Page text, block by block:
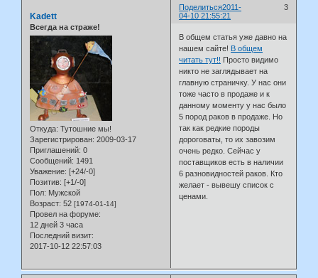
Поделиться 3
2011-
04-10 21:55:21
Kadett
Всегда на страже!
Откуда: Тутошние мы!
Зарегистрирован: 2009-03-17
Приглашений: 0
Сообщений: 1491
Уважение: [+24/-0]
Позитив: [+1/-0]
Пол: Мужской
Возраст: 52 [1974-01-14]
Провел на форуме:
12 дней 3 часа
Последний визит:
2017-10-12 22:57:03
В общем статья уже давно на
нашем сайте! В общем
читать тут!! Просто видимо
никто не заглядывает на
главную страничку. У нас они
тоже часто в продаже и к
данному моменту у нас было
5 пород раков в продаже. Но
так как редкие породы
дороговаты, то их завозим
очень редко. Сейчас у
поставщиков есть в наличии
6 разновидностей раков. Кто
желает - вывешу список с
ценами.